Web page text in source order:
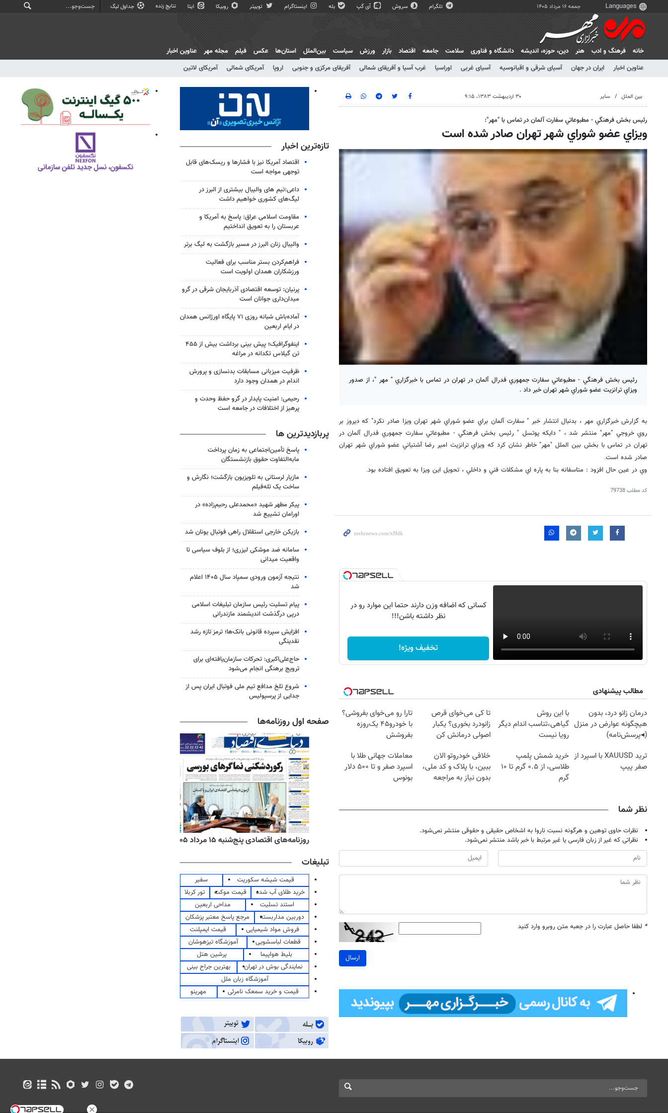
جمعه ۱۶ مرداد ۱۴۰۵ تلگرام سروش آی گپ بله اینستاگرام توییتر روبیکا ایتا نتایج زنده جداول لیگ
خانه فرهنگ و ادب هنر دين، حوزه، انديشه دانشگاه و فناوری سلامت جامعه اقتصاد بازار ورزش سیاست
بین‌الملل
عناوین اخبار
ایران در جهان آسیای شرقی و اقیانوسیه آسیای غربی اوراسیا غرب آسیا و آفریقای شمالی آفریقای مرکزی و جنوبی اروپا آمریکای شمالی آمریکای لاتین
استان‌ها عکس فیلم مجله مهر عناوین اخبار
بین الملل سایر ۳۰ اردیبهشت ۱۳۸۳، ۹:۱۵
رئيس بخش فرهنگي - مطبوعاتي سفارت آلمان در تماس با "مهر":
ويزاي عضو شوراي شهر تهران صادر شده است
رئيس بخش فرهنگي - مطبوعاتي سفارت جمهوري فدرال آلمان در تهران در تماس با خبرگزاري " مهر "، از صدور
ويزاي ترانزيت عضو شوراي شهر تهران خبر داد .
به گزارش خبرگزاري مهر ، بدنبال انتشار خبر " سفارت آلمان براي عضو شوراي شهر تهران ويزا صادر نكرد" كه ديروز بر
روي خروجي "مهر" منتشر شد ، " دايكه پوتسل " رئيس بخش فرهنگي - مطبوعاتي سفارت جمهوري فدرال آلمان در
تهران در تماس با بخش بين الملل "مهر" خاطر نشان كرد كه ويزاي ترانزيت امير رضا آشتياني عضو شوراي شهر تهران
صادر شده است.
وي در عين حال افزود : متاسفانه بنا به پاره اي مشكلات فني و داخلي ، تحويل اين ويزا به تعويق افتاده بود.
کد مطلب79738
کسانی که اضافه وزن دارند حتما این موارد رو در
نظر داشته باشن!!!
تخفیف ویژه!
مطالب پیشنهادی
درمان زانو درد، بدون
هیچگونه عوارض در منزل
(◂پرسش‌نامه)
با این روش
گیاهی،تناسب اندام دیگر
رویا نیست
تا کی می‌خوای قرص
زانودرد بخوری؟ یکبار
اصولی درمانش کن
تارا رو می‌خوای بفروشی؟
با خودرو۴۵ یک‌روزه
بفروشش
ترید XAUUSD با اسپرد از
صفر پیپ
خرید شمش پلمپ
طلاسی، از ۰.۵ گرم تا ۱۰
گرم
خلافی خودروتو الان
ببین، با پلاک و کد ملی،
بدون نیاز به مراجعه
معاملات جهانی طلا با
اسپرد صفر و تا ۵۰۰ دلار
بونوس
نظر شما
نظرات حاوی توهین و هرگونه نسبت ناروا به اشخاص حقیقی و حقوقی منتشر نمی‌شود.
نظراتی که غیر از زبان فارسی یا غیر مرتبط با خبر باشد منتشر نمی‌شود.
* لطفا حاصل عبارت را در جعبه متن روبرو وارد کنید
ارسال
تازه‌ترین اخبار
اقتصاد آمریکا نیز با فشارها و ریسک‌های قابل
توجهی مواجه است
داعی:تیم های والیبال بیشتری از البرز در
لیگ‌های کشوری خواهیم داشت
مقاومت اسلامی عراق: پاسخ به آمریکا و
عربستان را به تعویق انداختیم
والیبال زنان البرز در مسیر بازگشت به لیگ برتر
فراهم‌کردن بستر مناسب برای فعالیت
ورزشکاران همدان اولویت است
پرنیان: توسعه اقتصادی آذربایجان شرقی در گرو
میدان‌داری جوانان است
آماده‌باش شبانه روزی ۷۱ پایگاه اورژانس همدان
در ایام اربعین
اینفوگرافیک؛ پیش بینی برداشت بیش از ۴۵۵
تن گیلاس تکدانه در مراغه
ظرفیت میزبانی مسابقات بدنسازی و پرورش
اندام در همدان وجود دارد
رحیمی: امنیت پایدار در گرو حفظ وحدت و
پرهیز از اختلافات در جامعه است
پربازدیدترین ها
پاسخ تأمین‌اجتماعی به زمان پرداخت
مابه‌التفاوت حقوق بازنشستگان
مازیار لرستانی به تلویزیون بازگشت؛ نگارش و
ساخت یک تله‌فیلم
پیکر مطهر شهید «محمدعلی رحیم‌زاده» در
اورامان تشییع شد
بازیکن خارجی استقلال راهی فوتبال یونان شد
سامانه ضد موشکی لیزری؛ از بلوف سیاسی تا
واقعیت میدانی
نتیجه آزمون ورودی سمپاد سال ۱۴۰۵ اعلام
شد
پیام تسلیت رئیس سازمان تبلیغات اسلامی
درپی درگذشت اندیشمند مازندرانی
افزایش سپرده قانونی بانک‌ها؛ ترمز تازه رشد
نقدینگی
حاج‌علی‌اکبری: تحرکات سازمان‌یافته‌ای برای
ترویج برهنگی انجام می‌شود
شروع تلخ مدافع تیم ملی فوتبال ایران پس از
جدایی از پرسپولیس
صفحه اول روزنامه‌ها
روزنامه‌های صبح پنج‌شنبه ۱۵ مرداد ۱۴۰۵ روزنامه‌های اقتصادی پنج‌شنبه ۱۵ مرداد ۱۴۰۵
تبلیغات
قیمت شیشه سکوریت
سفیر
خرید طلای آب شده
قیمت موکت
تور کربلا
استند تسلیت
مداحی اربعین
دوربین مداربسته
مرجع پاسخ معتبر پزشکان
فروش مواد شیمیایی
قیمت ایمپلنت
قطعات لباسشویی
آموزشگاه تیزهوشان
بلیط هواپیما
پرشین هتل
نمایندگی بوش در تهران
بهترین جراح بینی
آموزشگاه زبان ملل
قیمت و خرید سمعک نامرئی
مهرینو